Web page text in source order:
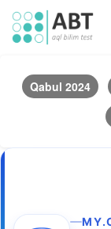
Qabul 2024